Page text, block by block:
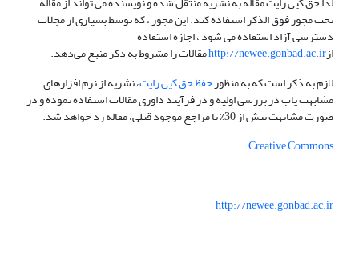
تحت مجوز فوق الذکر استفاده کند. این مجوز ، که توسط بسیاری از مجلات
دسترسی آزاد استفاده می شود ، اجازه استفاده
ازhttp://newee.gonbad.ac.irمقالات را مشروط به ذکر منبع می‌دهد.
لازم به ذکر است که به منظورحفظ حق کپی رایت، نشریه از نرم افزارهای
مشابهت یاب در بررسی اولیه و در فرآیند داوری مقالات استفاده نموده و در
صورت مشابهت بیش از 30% با مراجع موجود قبلی، مقاله رد خواهد شد.
Creative Commons
http://newee.gonbad.ac.ir